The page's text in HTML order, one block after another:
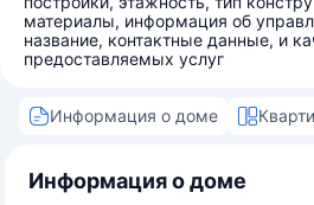
материалы, информация об
название, контактные данные, и
предоставляемых услуг
Информация о доме
Информация о доме